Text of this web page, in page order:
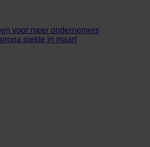
voor meer ondernemers
piekte in maart